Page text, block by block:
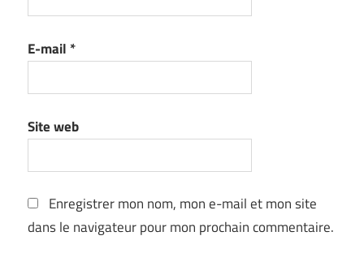
E-mail *
Site web
Enregistrer mon nom, mon e-mail et mon site
dans le navigateur pour mon prochain commentaire.